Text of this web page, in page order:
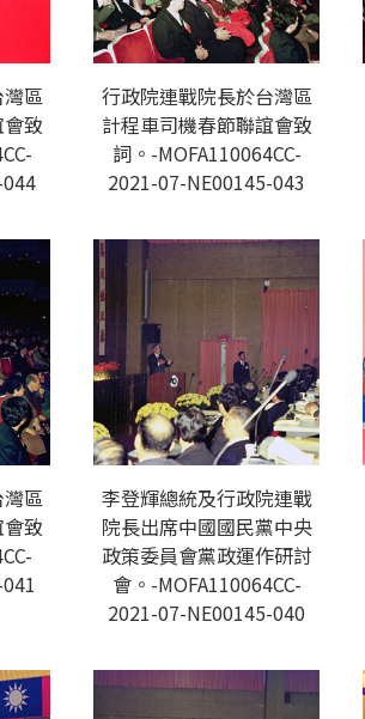
區
致
行政院連戰院長於台灣區
計程車司機春節聯誼會致
詞。-MOFA110064CC-
2021-07-NE00145-043
區
致
李登輝總統及行政院連戰
院長出席中國國民黨中央
政策委員會黨政運作研討
會。-MOFA110064CC-
2021-07-NE00145-040